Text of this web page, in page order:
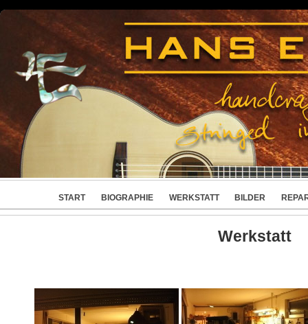
START BIOGRAPHIE WERKSTATT BILDER
Werkstatt